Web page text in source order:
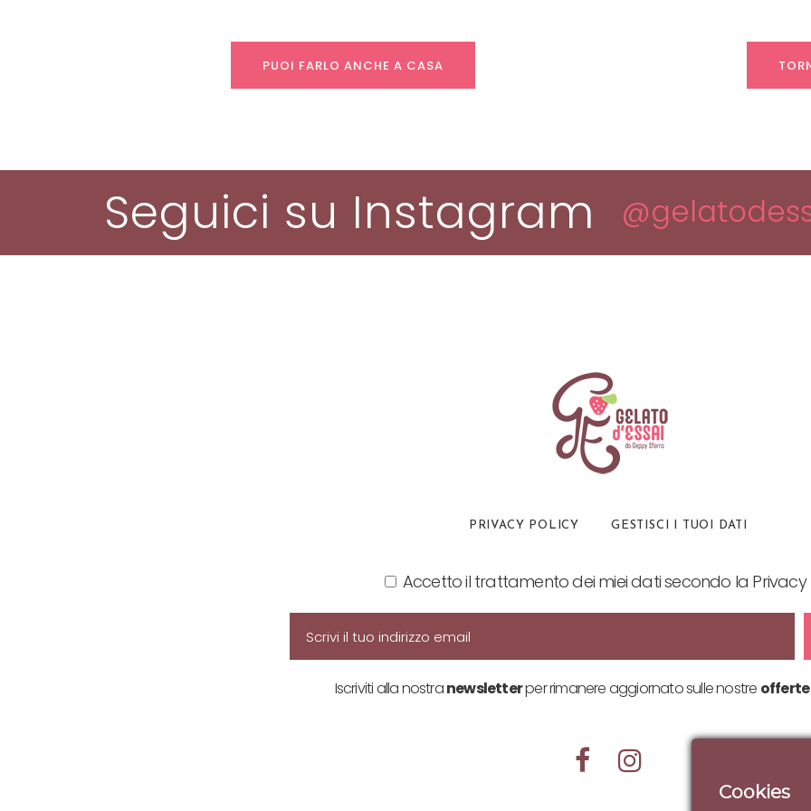
PUOI FARLO ANCHE A CASA
Seguici su Instagram
PRIVACY POLICY GESTISCI I TUOI DATI
Accetto il trattamento dei miei dati secondo la Privacy
Iscriviti alla nostranewsletterper rimanere aggiornato sulle nostre
Cookies